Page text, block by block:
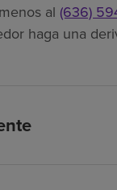
al (636)
haga una